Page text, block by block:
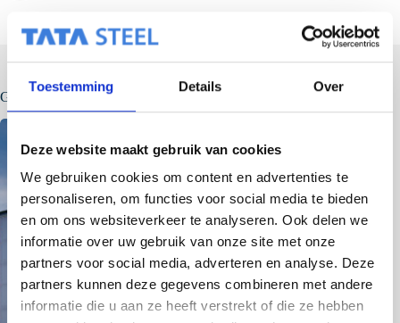
Toestemming Details Over
Deze website maakt gebruik van cookies
We gebruiken cookies om content en advertenties te
personaliseren, om functies voor social media te bieden
en om ons websiteverkeer te analyseren. Ook delen we
informatie over uw gebruik van onze site met onze
partners voor social media, adverteren en analyse. Deze
partners kunnen deze gegevens combineren met andere
informatie die u aan ze heeft verstrekt of die ze hebben
Gerelateerde berichten